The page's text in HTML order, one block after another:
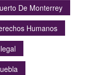
De Monterrey
Humanos